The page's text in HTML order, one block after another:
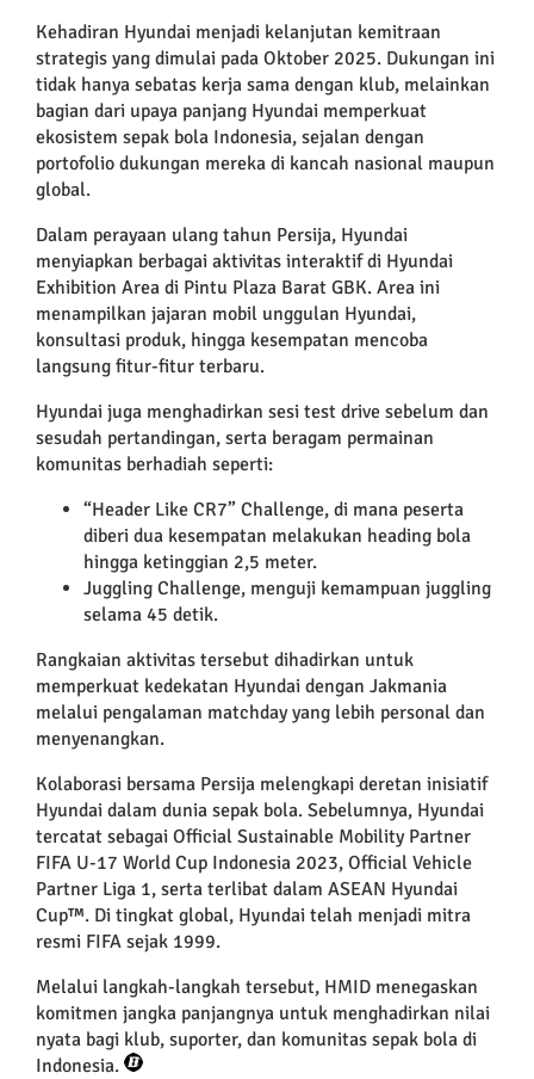
Kehadiran Hyundai menjadi kelanjutan kemitraan
strategis yang dimulai pada Oktober 2025. Dukungan ini
tidak hanya sebatas kerja sama dengan klub, melainkan
bagian dari upaya panjang Hyundai memperkuat
ekosistem sepak bola Indonesia, sejalan dengan
portofolio dukungan mereka di kancah nasional maupun
global.
Dalam perayaan ulang tahun Persija, Hyundai
menyiapkan berbagai aktivitas interaktif di Hyundai
Exhibition Area di Pintu Plaza Barat GBK. Area ini
menampilkan jajaran mobil unggulan Hyundai,
konsultasi produk, hingga kesempatan mencoba
langsung fitur-fitur terbaru.
Hyundai juga menghadirkan sesi test drive sebelum dan
sesudah pertandingan, serta beragam permainan
komunitas berhadiah seperti:
“Header Like CR7” Challenge, di mana peserta
diberi dua kesempatan melakukan heading bola
hingga ketinggian 2,5 meter.
Juggling Challenge, menguji kemampuan juggling
selama 45 detik.
Rangkaian aktivitas tersebut dihadirkan untuk
memperkuat kedekatan Hyundai dengan Jakmania
melalui pengalaman matchday yang lebih personal dan
menyenangkan.
Kolaborasi bersama Persija melengkapi deretan inisiatif
Hyundai dalam dunia sepak bola. Sebelumnya, Hyundai
tercatat sebagai Official Sustainable Mobility Partner
FIFA U-17 World Cup Indonesia 2023, Official Vehicle
Partner Liga 1, serta terlibat dalam ASEAN Hyundai
Cup™. Di tingkat global, Hyundai telah menjadi mitra
resmi FIFA sejak 1999.
Melalui langkah-langkah tersebut, HMID menegaskan
komitmen jangka panjangnya untuk menghadirkan nilai
nyata bagi klub, suporter, dan komunitas sepak bola di
Indonesia.